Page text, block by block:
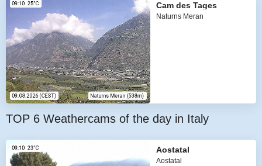
Cam des Tages
Naturns Meran
TOP 6 Weathercams of the day in Italy
Aostatal
Aostatal